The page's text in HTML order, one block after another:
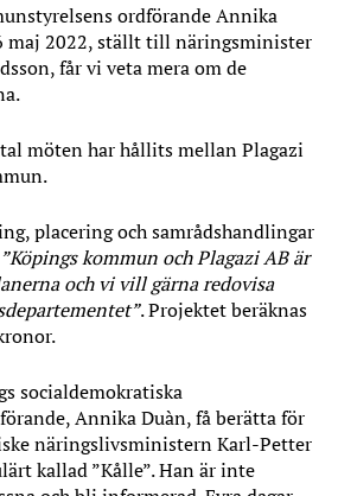
ordförande Annika
maj 2022, ställt till näringsminister
får vi veta mera om de
möten har hållits mellan Plagazi
placering och samrådshandlingar
”Köpings kommun och Plagazi AB är
och vi vill gärna redovisa
. Projektet beräknas
socialdemokratiska
Annika Duàn, få berätta för
näringslivs­ministern Karl-Petter
kallad ”Kålle”. Han är inte